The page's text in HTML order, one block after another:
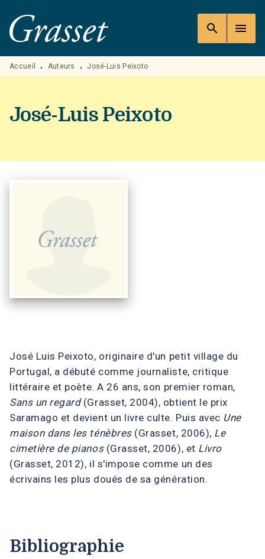
MENU RECHERCHE
PIED DE PAGE
search menu
Accueil • Auteurs • José-Luis Peixoto
José-Luis Peixoto
José Luis Peixoto, originaire d'un petit village du
Portugal, a débuté comme journaliste, critique
littéraire et poète. A 26 ans, son premier roman,
Sans un regard(Grasset, 2004), obtient le prix
Saramago et devient un livre culte. Puis avec Une
maison dans les ténèbres(Grasset, 2006), Le
cimetière de pianos(Grasset, 2006), et Livro
(Grasset, 2012), il s'impose comme un des
écrivains les plus doués de sa génération.
Bibliographie